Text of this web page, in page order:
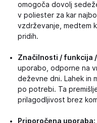
omogoča dovolj
v poliester za kar
vzdrževanje, medtem
pridih.
Značilnosti / funkcija
uporabo, odporne na
deževne dni. Lahek in
po potrebi. Ta
prilagodljivost brez
Priporočena uporaba: